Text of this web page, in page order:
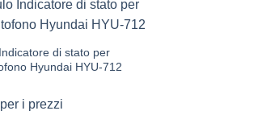
di stato per
Hyundai HYU-712
i prezzi